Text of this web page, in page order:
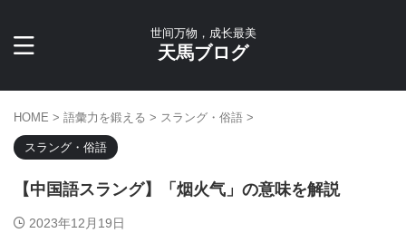
世间万物，成长最美
天馬ブログ
HOME > 語彙力を鍛える > スラング・俗語 >
スラング・俗語
【中国語スラング】「烟火气」の意味を解説
2023年12月19日